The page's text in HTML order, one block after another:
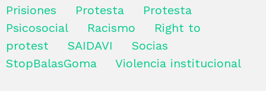
Prisiones
Protesta
Protesta
Psicosocial
Racismo
Right to
protest
SAIDAVI
Socias
StopBalasGoma
Violencia institucional